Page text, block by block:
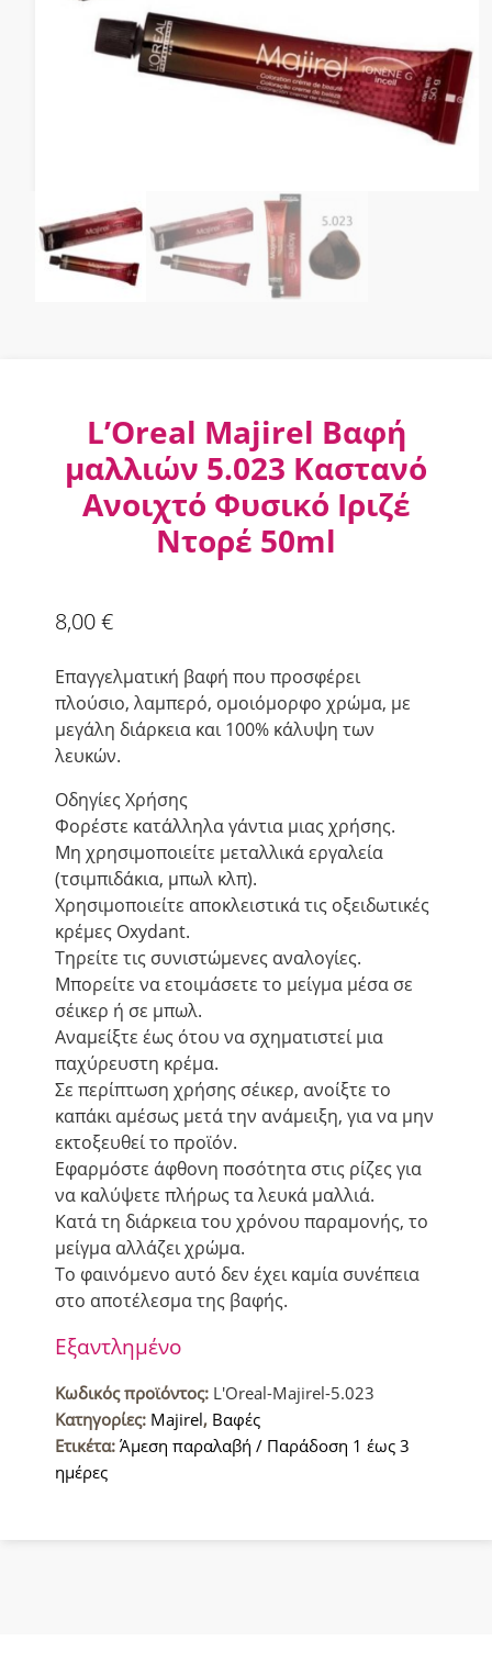
L’Oreal Majirel Βαφή
μαλλιών 5.023 Καστανό
Ανοιχτό Φυσικό Ιριζέ
Ντορέ 50ml
8,00€
Επαγγελματική βαφή που προσφέρει
πλούσιο, λαμπερό, ομοιόμορφο χρώμα, με
μεγάλη διάρκεια και 100% κάλυψη των
λευκών.
Οδηγίες Χρήσης
Φορέστε κατάλληλα γάντια μιας χρήσης.
Μη χρησιμοποιείτε μεταλλικά εργαλεία
(τσιμπιδάκια, μπωλ κλπ).
Χρησιμοποιείτε αποκλειστικά τις οξειδωτικές
κρέμες Oxydant.
Τηρείτε τις συνιστώμενες αναλογίες.
Μπορείτε να ετοιμάσετε το μείγμα μέσα σε
σέικερ ή σε μπωλ.
Αναμείξτε έως ότου να σχηματιστεί μια
παχύρευστη κρέμα.
Σε περίπτωση χρήσης σέικερ, ανοίξτε το
καπάκι αμέσως μετά την ανάμειξη, για να μην
εκτοξευθεί το προϊόν.
Εφαρμόστε άφθονη ποσότητα στις ρίζες για
να καλύψετε πλήρως τα λευκά μαλλιά.
Κατά τη διάρκεια του χρόνου παραμονής, το
μείγμα αλλάζει χρώμα.
Το φαινόμενο αυτό δεν έχει καμία συνέπεια
στο αποτέλεσμα της βαφής.
Εξαντλημένο
Κωδικός προϊόντος: L'Oreal-Majirel-5.023
Κατηγορίες: Majirel, Βαφές
Ετικέτα: Άμεση παραλαβή / Παράδοση 1 έως 3
ημέρες